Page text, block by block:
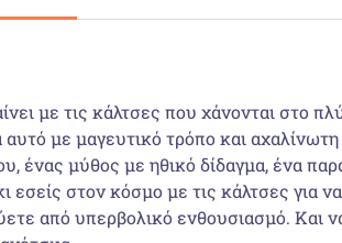
με τις κάλτσες που χάνονται στο
με μαγευτικό τρόπο και
ένας μύθος με ηθικό δίδαγμα, ένα
εσείς στον κόσμο με τις κάλτσες για
από υπερβολικό ενθουσιασμό. Και